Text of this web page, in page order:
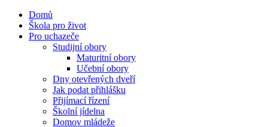
Domů
Škola pro život
Pro uchazeče
Studijní obory
Maturitní obory
Učební obory
Dny otevřených dveří
Jak podat přihlášku
Přijímací řízení
Školní jídelna
Domov mládeže